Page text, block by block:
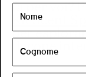
fa per voi?
Kit Scent
per
flacone